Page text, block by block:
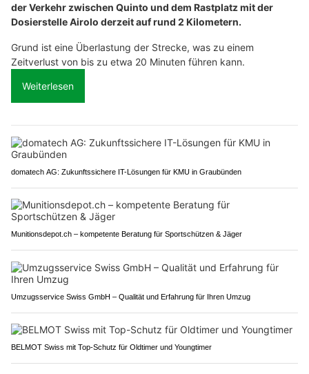
der Verkehr zwischen Quinto und dem Rastplatz mit der
Dosierstelle Airolo derzeit auf rund 2 Kilometern.
Grund ist eine Überlastung der Strecke, was zu einem
Zeitverlust von bis zu etwa 20 Minuten führen kann.
Weiterlesen
domatech AG: Zukunftssichere IT-Lösungen für KMU in Graubünden
Munitionsdepot.ch – kompetente Beratung für Sportschützen & Jäger
Umzugsservice Swiss GmbH – Qualität und Erfahrung für Ihren Umzug
BELMOT Swiss mit Top-Schutz für Oldtimer und Youngtimer